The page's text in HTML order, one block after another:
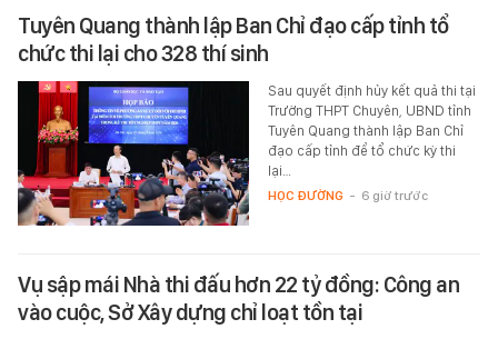
Tuyên Quang thành lập Ban Chỉ đạo cấp tỉnh tổ
chức thi lại cho 328 thí sinh
Sau quyết định hủy kết quả thi tại
Trường THPT Chuyên, UBND tỉnh
Tuyên Quang thành lập Ban Chỉ
đạo cấp tỉnh để tổ chức kỳ thi
lại…
HỌC ĐƯỜNG - 6 giờ trước
Vụ sập mái Nhà thi đấu hơn 22 tỷ đồng: Công an
vào cuộc, Sở Xây dựng chỉ loạt tồn tại